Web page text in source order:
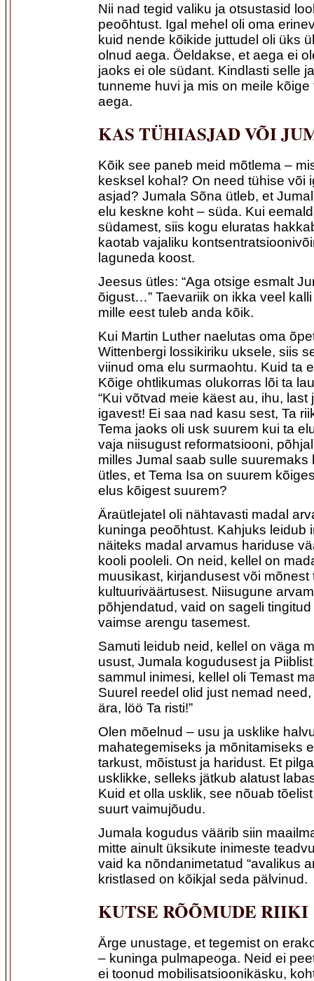
Nii nad tegid valiku ja otsustasid
peoõhtust. Igal mehel oli oma
kuid nende kõikide juttudel oli üks
olnud aega. Öeldakse, et aega ei
jaoks ei ole südant. Kindlasti selle
tunneme huvi ja mis on meile
aega.
KAS TÜHIASJAD VÕI
Kõik see paneb meid mõtlema –
kesksel kohal? On need tühise või
asjad? Jumala Sõna ütleb, et
elu keskne koht – süda. Kui
südamest, siis kogu eluratas
kaotab vajaliku
laguneda koost.
Jeesus ütles: “Aga otsige esmalt
õigust…” Taevariik on ikka veel
mille eest tuleb anda kõik.
Kui Martin Luther naelutas oma
Wittenbergi lossikiriku uksele, siis
viinud oma elu surmaohtu. Kuid ta
Kõige ohtlikumas olukorras lõi ta
“Kui võtvad meie käest au, ihu, last
igavest! Ei saa nad kasu sest, Ta
Tema jaoks oli usk suurem kui ta
vaja niisugust reformatsiooni,
milles Jumal saab sulle suuremaks
ütles, et Tema Isa on suurem
elus kõigest suurem?
Äraütlejatel oli nähtavasti madal
kuninga peoõhtust. Kahjuks leidub
näiteks madal arvamus hariduse
kooli pooleli. On neid, kellel on
muusikast, kirjandusest või mõnest
kultuuriväärtusest. Niisugune
põhjendatud, vaid on sageli
vaimse arengu tasemest.
Samuti leidub neid, kellel on väga
usust, Jumala kogudusest ja
sammul inimesi, kellel oli Temast
Suurel reedel olid just nemad need,
ära, löö Ta risti!”
Olen mõelnud – usu ja usklike
mahategemiseks ja mõnitamiseks
tarkust, mõistust ja haridust. Et
usklikke, selleks jätkub alatust
Kuid et olla usklik, see nõuab
suurt vaimujõudu.
Jumala kogudus väärib siin
mitte ainult üksikute inimeste
vaid ka nõndanimetatud “avalikus
kristlased on kõikjal seda pälvinud.
KUTSE RÕÕMUDE RIIKI
Ärge unustage, et tegemist on
– kuninga pulmapeoga. Neid ei
ei toonud mobilisatsioonikäsku,